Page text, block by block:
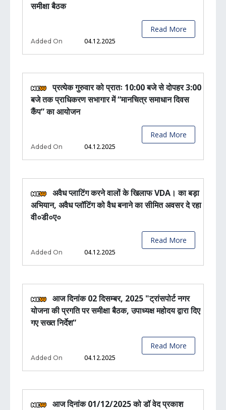
समीक्षा बैठक
Read More
Added On 04.12.2025
प्रत्येक गुरुवार को प्रातः 10:00 बजे से दोपहर 3:00
बजे तक प्राधिकरण सभागार में “मानचित्र समाधान दिवस
कैंप” का आयोजन
Read More
Added On 04.12.2025
अवैध प्लाटिंग करने वालों के खिलाफ VDA। का बड़ा
अभियान, अवैध प्लॉटिंग को वैध बनाने का सीमित अवसर दे रहा
वी०डी०ए०
Read More
Added On 04.12.2025
आज दिनांक 02 दिसम्बर, 2025 "ट्रांसपोर्ट नगर
योजना की प्रगति पर समीक्षा बैठक, उपाध्यक्ष महोदय द्वारा दिए
गए सख्त निर्देश”
Read More
Added On 04.12.2025
आज दिनांक 01/12/2025 को डॉ वेद प्रकाश